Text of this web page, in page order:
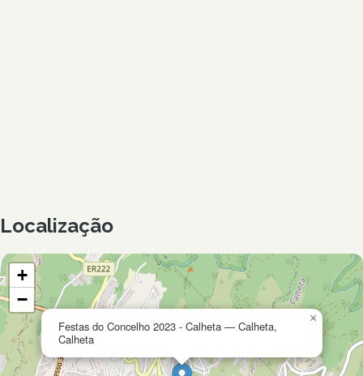
Localização
Festas do Concelho 2023 - Calheta — Calheta,
Calheta
×
+
−